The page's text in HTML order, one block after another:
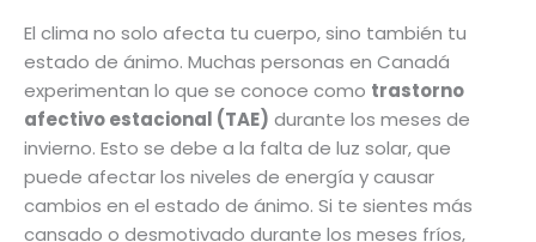
El clima no solo afecta tu cuerpo, sino también tu
estado de ánimo. Muchas personas en Canadá
experimentan lo que se conoce como trastorno
afectivo estacional (TAE) durante los meses de
invierno. Esto se debe a la falta de luz solar, que
puede afectar los niveles de energía y causar
cambios en el estado de ánimo. Si te sientes más
cansado o desmotivado durante los meses fríos,